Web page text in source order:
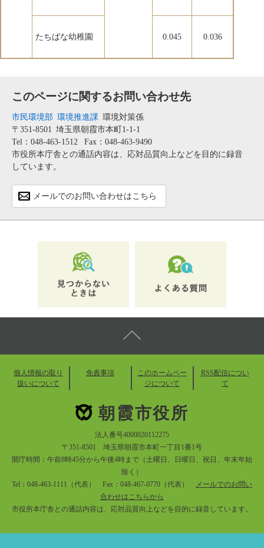
たちばな幼稚園 0.045 0.036
このページに関するお問い合わせ先
市民環境部 環境推進課 環境対策係
〒351-8501
埼玉県朝霞市本町1-1-1
Tel：048-463-1512
Fax：048-463-9490
市役所本庁舎との通話内容は、応対品質向上などを目的に録音
しています。
メールでのお問い合わせはこちら
個人情報の取り
扱いについて
免責事項
このホームペー
ジについて
RSS配信につい
て
朝霞市役所
法人番号4000020112275
〒351-8501 埼玉県朝霞市本町一丁目1番1号
開庁時間：午前8時45分から午後4時まで（土曜日、日曜日、祝日、年末年始
除く）
Tel：048-463-1111（代表） Fax：048-467-0770（代表）
メールでのお問い
合わせはこちらから
市役所本庁舎との通話内容は、応対品質向上などを目的に録音しています。